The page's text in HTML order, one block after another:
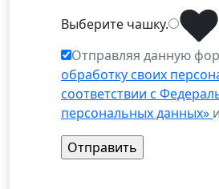
Выберите чашку.
Отправляя данную
обработку своих
соответствии с
персональных данных» и